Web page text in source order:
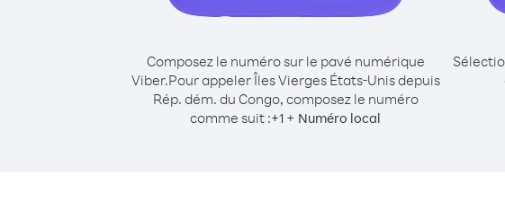
Composez le numéro sur le pavé numérique
Viber.Pour appeler Îles Vierges États-Unis depuis
Rép. dém. du Congo, composez le numéro
comme suit :+1 + Numéro local